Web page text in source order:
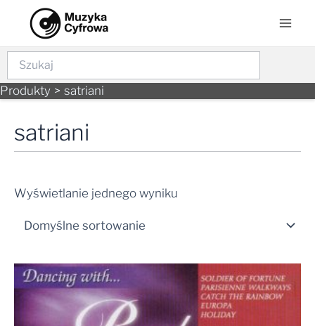
content
Szukaj
Produkty satriani
satriani
Wyświetlanie jednego wyniku